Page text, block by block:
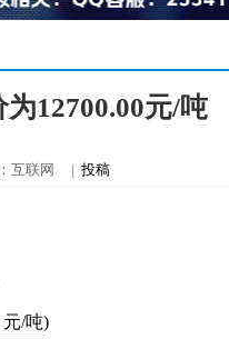
12700.00元/吨
互联网 | 投稿
元/吨)